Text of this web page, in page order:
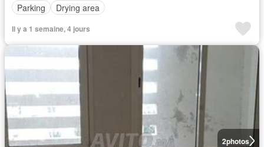
Parking
Drying area
Il y a 1 semaine, 4 jours
2photos